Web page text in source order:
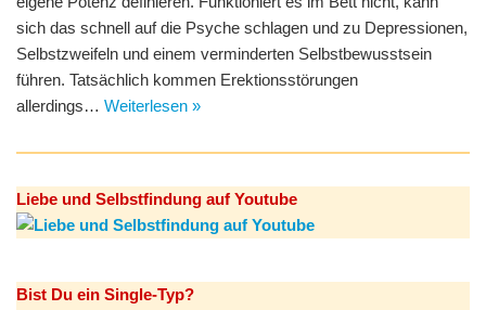
sich das schnell auf die Psyche schlagen und zu Depressionen,
Selbstzweifeln und einem verminderten Selbstbewusstsein
führen. Tatsächlich kommen Erektionsstörungen
allerdings… Weiterlesen »
Liebe und Selbstfindung auf Youtube
Bist Du ein Single-Typ?